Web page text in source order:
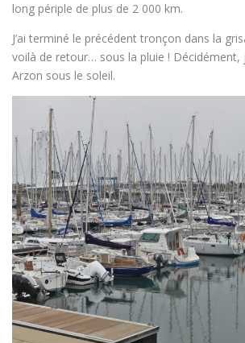
long périple de plus de 2 000 km.
J’ai terminé le précédent tronçon dans la
voilà de retour… sous la pluie ! Décidément,
Arzon sous le soleil.